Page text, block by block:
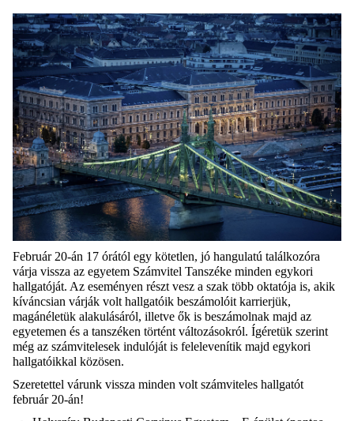
Február 20-án 17 órától egy kötetlen, jó hangulatú találkozóra
várja vissza az egyetem Számvitel Tanszéke minden egykori
hallgatóját. Az eseményen részt vesz a szak több oktatója is, akik
kíváncsian várják volt hallgatóik beszámolóit karrierjük,
magánéletük alakulásáról, illetve ők is beszámolnak majd az
egyetemen és a tanszéken történt változásokról. Ígéretük szerint
még az számvitelesek indulóját is felelevenítik majd egykori
hallgatóikkal közösen.
Szeretettel várunk vissza minden volt számviteles hallgatót
február 20-án!